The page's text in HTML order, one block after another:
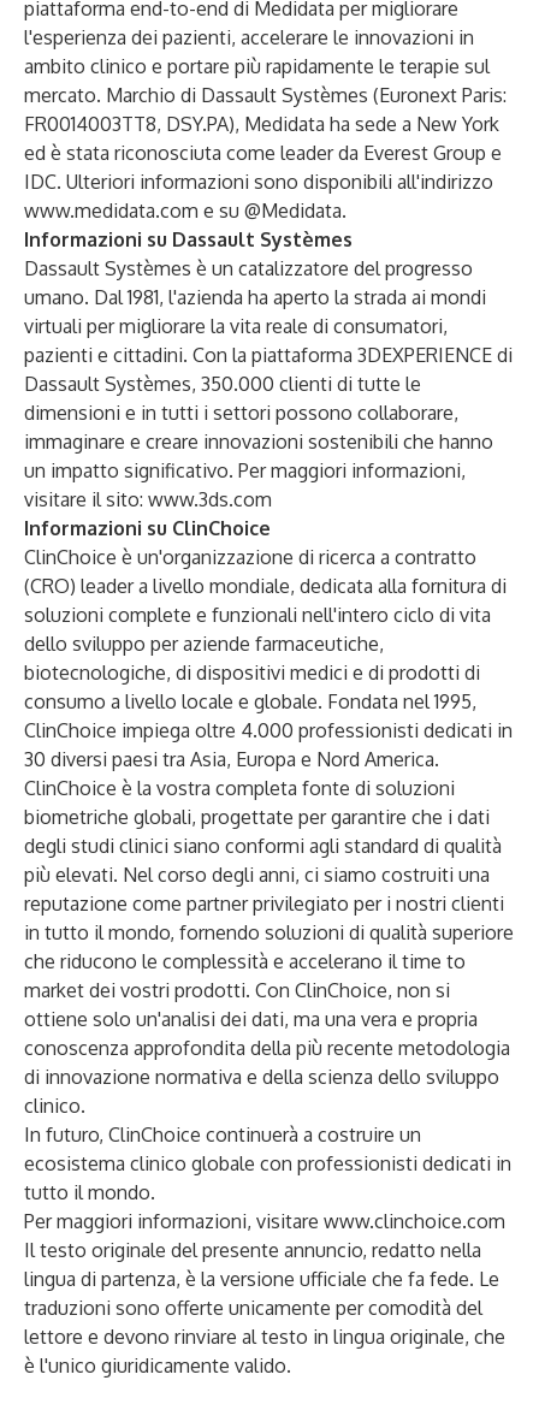
piattaforma end-to-end di Medidata per migliorare
l'esperienza dei pazienti, accelerare le innovazioni in
ambito clinico e portare più rapidamente le terapie sul
mercato. Marchio di Dassault Systèmes (Euronext Paris:
FR0014003TT8, DSY.PA), Medidata ha sede a New York
ed è stata riconosciuta come leader da Everest Group e
IDC. Ulteriori informazioni sono disponibili all'indirizzo
www.medidata.com e su @Medidata.
Informazioni su Dassault Systèmes
Dassault Systèmes è un catalizzatore del progresso
umano. Dal 1981, l'azienda ha aperto la strada ai mondi
virtuali per migliorare la vita reale di consumatori,
pazienti e cittadini. Con la piattaforma 3DEXPERIENCE di
Dassault Systèmes, 350.000 clienti di tutte le
dimensioni e in tutti i settori possono collaborare,
immaginare e creare innovazioni sostenibili che hanno
un impatto significativo. Per maggiori informazioni,
visitare il sito: www.3ds.com
Informazioni su ClinChoice
ClinChoice è un'organizzazione di ricerca a contratto
(CRO) leader a livello mondiale, dedicata alla fornitura di
soluzioni complete e funzionali nell'intero ciclo di vita
dello sviluppo per aziende farmaceutiche,
biotecnologiche, di dispositivi medici e di prodotti di
consumo a livello locale e globale. Fondata nel 1995,
ClinChoice impiega oltre 4.000 professionisti dedicati in
30 diversi paesi tra Asia, Europa e Nord America.
ClinChoice è la vostra completa fonte di soluzioni
biometriche globali, progettate per garantire che i dati
degli studi clinici siano conformi agli standard di qualità
più elevati. Nel corso degli anni, ci siamo costruiti una
reputazione come partner privilegiato per i nostri clienti
in tutto il mondo, fornendo soluzioni di qualità superiore
che riducono le complessità e accelerano il time to
market dei vostri prodotti. Con ClinChoice, non si
ottiene solo un'analisi dei dati, ma una vera e propria
conoscenza approfondita della più recente metodologia
di innovazione normativa e della scienza dello sviluppo
clinico.
In futuro, ClinChoice continuerà a costruire un
ecosistema clinico globale con professionisti dedicati in
tutto il mondo.
Per maggiori informazioni, visitare www.clinchoice.com
Il testo originale del presente annuncio, redatto nella
lingua di partenza, è la versione ufficiale che fa fede. Le
traduzioni sono offerte unicamente per comodità del
lettore e devono rinviare al testo in lingua originale, che
è l'unico giuridicamente valido.